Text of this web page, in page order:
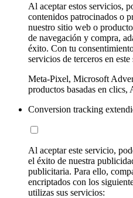
Al aceptar estos servicios,
contenidos patrocinados o
nuestro sitio web o
de navegación y compra,
éxito. Con tu
servicios de terceros en
Meta-Pixel, Microsoft
productos basadas en clics,
Conversion tracking
Al aceptar este servicio,
el éxito de nuestra
publicitaria. Para ello,
encriptados con los
utilizas sus servicios: